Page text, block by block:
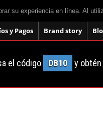
su experiencia en línea. Al
y Pagos Brand story
el código DB10 y